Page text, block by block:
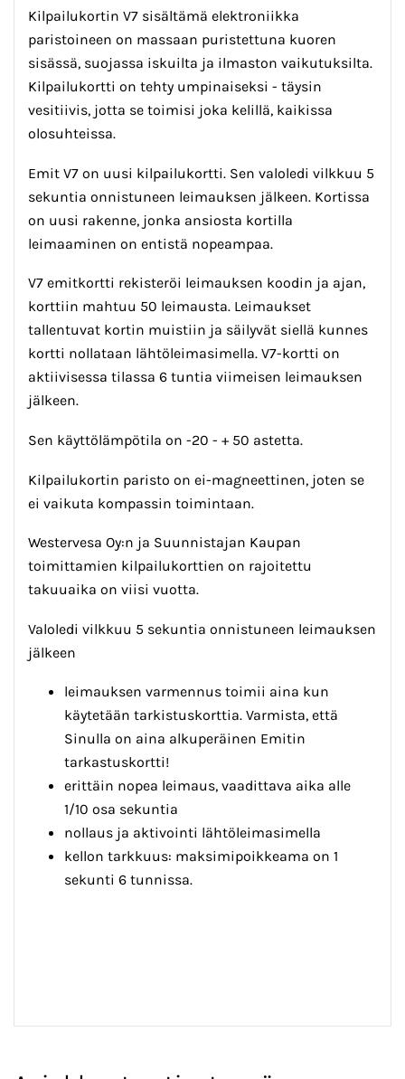
Kilpailukortin V7 sisältämä elektroniikka
paristoineen on massaan puristettuna kuoren
sisässä, suojassa iskuilta ja ilmaston vaikutuksilta.
Kilpailukortti on tehty umpinaiseksi - täysin
vesitiivis, jotta se toimisi joka kelillä, kaikissa
olosuhteissa.
Emit V7 on uusi kilpailukortti. Sen valoledi vilkkuu 5
sekuntia onnistuneen leimauksen jälkeen. Kortissa
on uusi rakenne, jonka ansiosta kortilla
leimaaminen on entistä nopeampaa.
V7 emitkortti rekisteröi leimauksen koodin ja ajan,
korttiin mahtuu 50 leimausta. Leimaukset
tallentuvat kortin muistiin ja säilyvät siellä kunnes
kortti nollataan lähtöleimasimella. V7-kortti on
aktiivisessa tilassa 6 tuntia viimeisen leimauksen
jälkeen.
Sen käyttölämpötila on -20 - + 50 astetta.
Kilpailukortin paristo on ei-magneettinen, joten se
ei vaikuta kompassin toimintaan.
Westervesa Oy:n ja Suunnistajan Kaupan
toimittamien kilpailukorttien on rajoitettu
takuuaika on viisi vuotta.
Valoledi vilkkuu 5 sekuntia onnistuneen leimauksen
jälkeen
leimauksen varmennus toimii aina kun
käytetään tarkistuskorttia. Varmista, että
Sinulla on aina alkuperäinen Emitin
tarkastuskortti!
erittäin nopea leimaus, vaadittava aika alle
1/10 osa sekuntia
nollaus ja aktivointi lähtöleimasimella
kellon tarkkuus: maksimipoikkeama on 1
sekunti 6 tunnissa.